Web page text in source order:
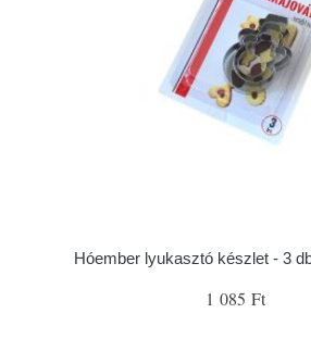
Hóember lyukasztó készlet - 3
1 085 Ft